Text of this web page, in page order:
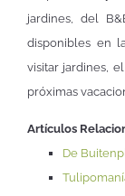
jardines, del
disponibles en
visitar jardines,
próximas
Artículos
De